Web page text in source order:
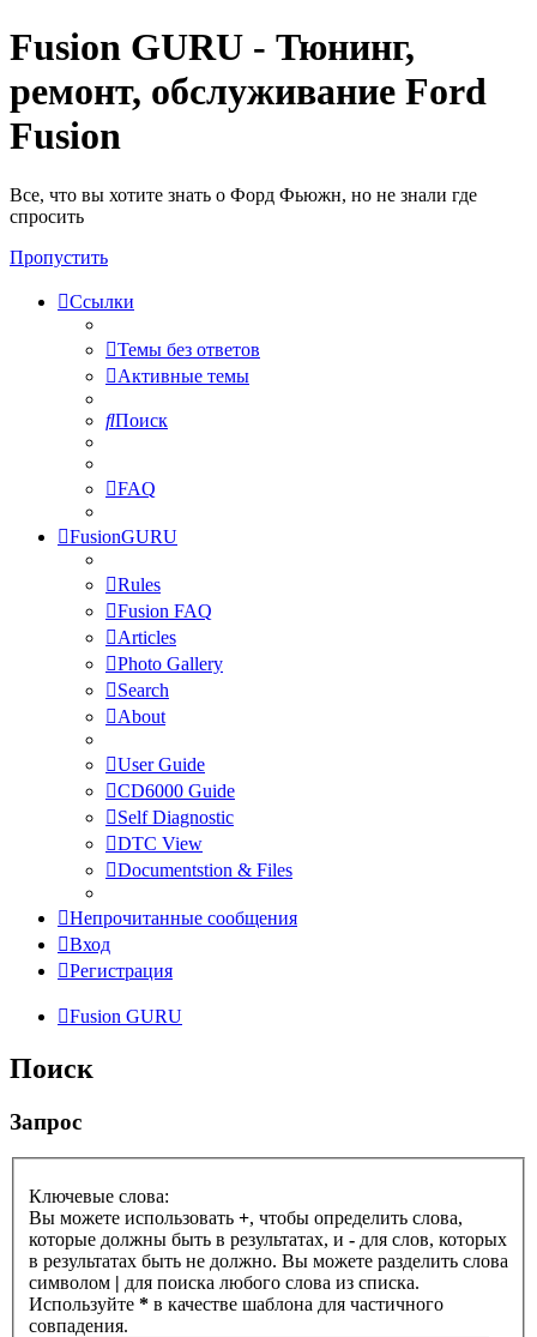
Fusion GURU - Тюнинг,
ремонт, обслуживание Ford
Fusion
Все, что вы хотите знать о Форд Фьюжн, но не знали где
спросить
Пропустить
Ссылки
Темы без ответов
Активные темы
Поиск
FAQ
FusionGURU
Rules
Fusion FAQ
Articles
Photo Gallery
Search
About
User Guide
CD6000 Guide
Self Diagnostic
DTC View
Documentstion & Files
Непрочитанные сообщения
Вход
Регистрация
Fusion GURU
Поиск
Запрос
Ключевые слова:
Вы можете использовать +, чтобы определить слова,
которые должны быть в результатах, и - для слов, которых
в результатах быть не должно. Вы можете разделить слова
символом | для поиска любого слова из списка.
Используйте * в качестве шаблона для частичного
совпадения.